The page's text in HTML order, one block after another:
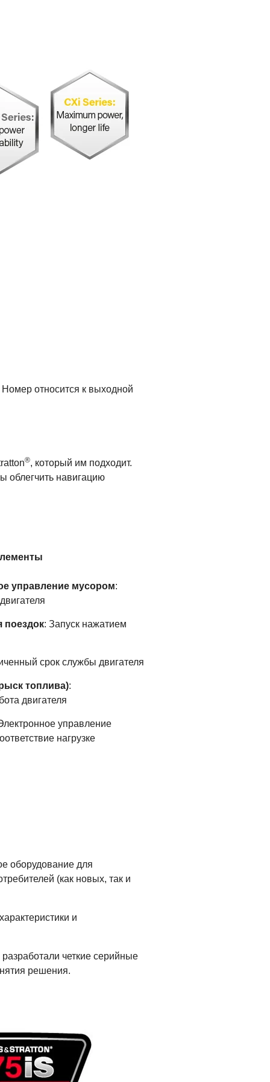
относится к выходной
®, который им подходит.
облегчить навигацию
управление мусором:
поездок: Запуск нажатием
срок службы двигателя
топлива):
двигателя
управление
нагрузке
оборудование для
(как новых, так и
и
четкие серийные
решения.